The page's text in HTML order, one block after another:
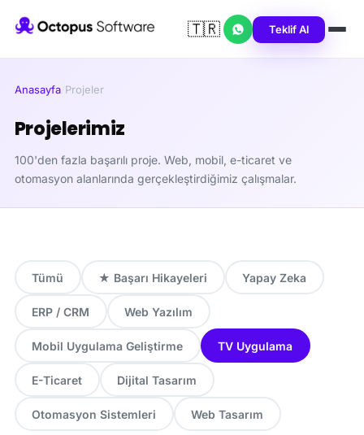
🇹🇷 Teklif Al
Anasayfa/Projeler
Projelerimiz
100'den fazla başarılı proje. Web, mobil, e-ticaret ve
otomasyon alanlarında gerçekleştirdiğimiz çalışmalar.
Tümü ★ Başarı Hikayeleri Yapay Zeka
ERP / CRM Web Yazılım
Mobil Uygulama Geliştirme TV Uygulama
E-Ticaret Dijital Tasarım
Otomasyon Sistemleri Web Tasarım